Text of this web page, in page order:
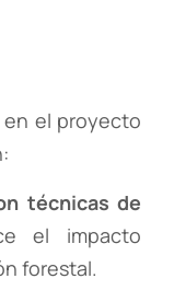
en el proyecto
técnicas de
el impacto
forestal.